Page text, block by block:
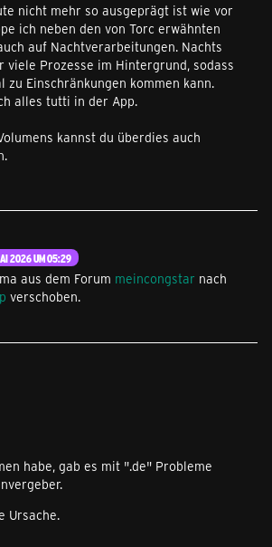
nicht mehr so ausgeprägt ist wie vor
ich neben den von Torc erwähnten
auf Nachtverarbeitungen. Nachts
viele Prozesse im Hintergrund, sodass
zu Einschränkungen kommen kann.
alles tutti in der App.
kannst du überdies auch
2026 UM 05:29
aus dem Forum meincongstar nach
verschoben.
habe, gab es mit ".de" Probleme
Ursache.